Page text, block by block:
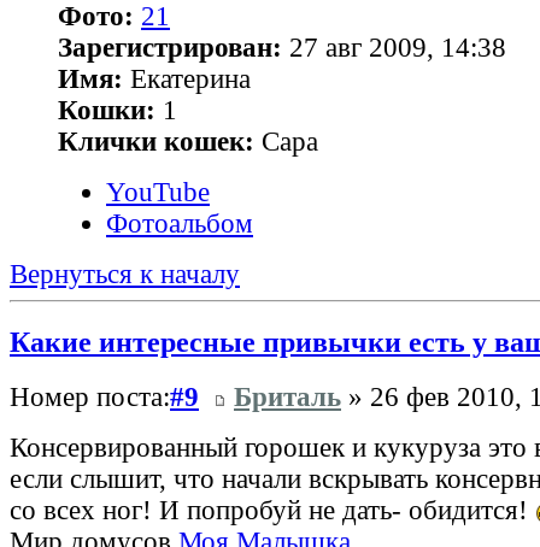
Фото: 21
Зарегистрирован: 27 авг 2009, 14:38
Имя: Екатерина
Кошки: 1
Клички кошек: Сара
YouTube
Фотоальбом
Вернуться к началу
Какие интересные привычки есть у
Номер поста:#9 Бриталь » 26 фев 2010,
Консервированный горошек и кукуруза это
если слышит, что начали вскрывать
со всех ног! И попробуй не дать- обидится!